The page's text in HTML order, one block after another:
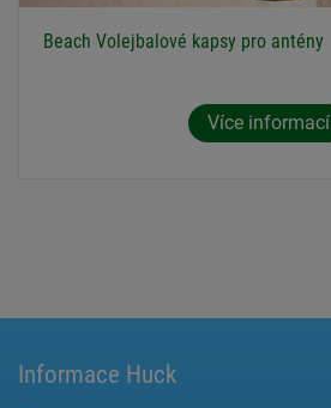
Beach Volejbalové kapsy pro antény
Více informací
Informace Huck